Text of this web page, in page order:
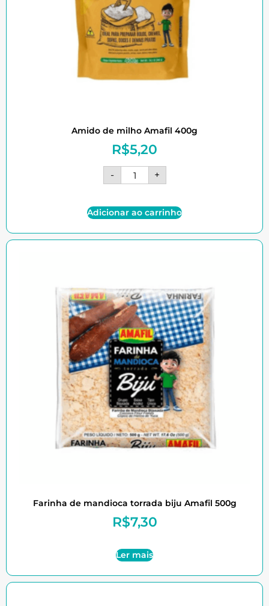
Amido de milho Amafil 400g
R$5,20
- +
Adicionar ao carrinho
Farinha de mandioca torrada biju Amafil 500g
R$7,30
Ler mais